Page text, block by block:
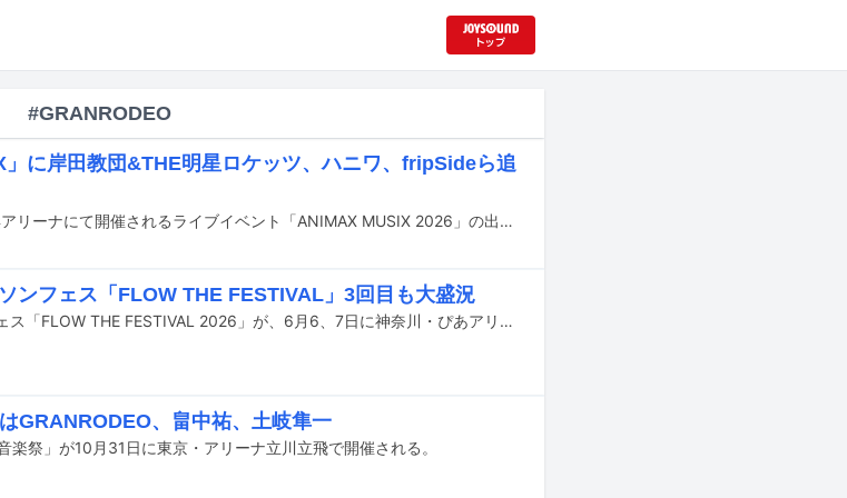
#GRANRODEO
に岸田教団&THE明星ロケッツ、ハニワ、fripSideら追
11月20日と21日に神奈川・横浜アリーナにて開催されるライブイベント「ANIMAX MUSIX 2026」の出演者第2弾が発表された。
ンフェス「FLOW THE FESTIVAL」3回目も大盛況
FLOW主催のアニソンロックフェス「FLOW THE FESTIVAL 2026」が、6月6、7日に神奈川・ぴあアリーナMMで行われた。
GRANRODEO、畠中祐、土岐隼一
楽祭」が10月31日に東京・アリーナ立川立飛で開催される。